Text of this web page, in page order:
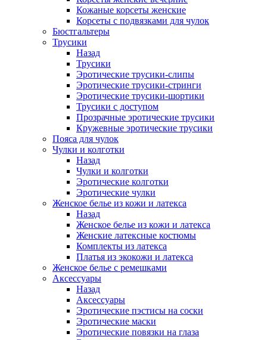
Кожаные корсеты женские
Корсеты с подвязками для чулок
Бюстгальтеры
Трусики
Назад
Трусики
Эротические трусики-слипы
Эротические трусики-стринги
Эротические трусики-шортики
Трусики с доступом
Прозрачные эротические трусики
Кружевные эротические трусики
Пояса для чулок
Чулки и колготки
Назад
Чулки и колготки
Эротические колготки
Эротические чулки
Женское белье из кожи и латекса
Назад
Женское белье из кожи и латекса
Женские латексные костюмы
Комплекты из латекса
Платья из экокожи и латекса
Женское белье с ремешками
Аксессуары
Назад
Аксессуары
Эротические пэстисы на соски
Эротические маски
Эротические повязки на глаза